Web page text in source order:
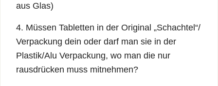
aus Glas)
4. Müssen Tabletten in der Original „Schachtel“/
Verpackung dein oder darf man sie in der
Plastik/Alu Verpackung, wo man die nur
rausdrücken muss mitnehmen?